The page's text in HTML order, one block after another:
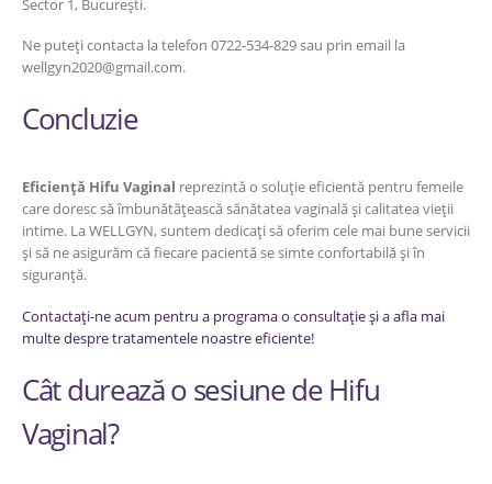
Sector 1, București.
Ne puteți contacta la telefon 0722-534-829 sau prin email la
wellgyn2020@gmail.com.
Concluzie
Eficiență Hifu Vaginal reprezintă o soluție eficientă pentru femeile
care doresc să îmbunătățească sănătatea vaginală și calitatea vieții
intime. La WELLGYN, suntem dedicați să oferim cele mai bune servicii
și să ne asigurăm că fiecare pacientă se simte confortabilă și în
siguranță.
Contactați-ne acum pentru a programa o consultație și a afla mai
multe despre tratamentele noastre eficiente!
Cât durează o sesiune de Hifu
Vaginal?